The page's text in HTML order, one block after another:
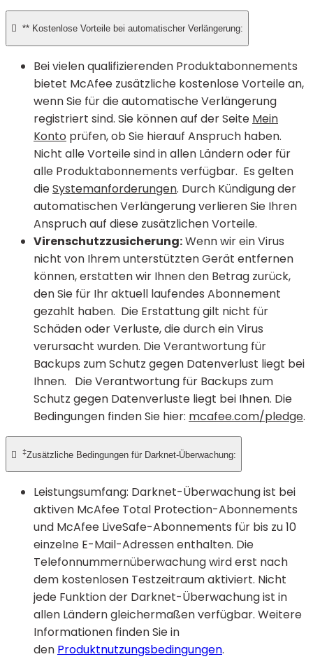
 ** Kostenlose Vorteile bei automatischer Verlängerung:
Bei vielen qualifizierenden Produktabonnements
bietet McAfee zusätzliche kostenlose Vorteile an,
wenn Sie für die automatische Verlängerung
registriert sind. Sie können auf der Seite Mein
Konto prüfen, ob Sie hierauf Anspruch haben.
Nicht alle Vorteile sind in allen Ländern oder für
alle Produktabonnements verfügbar. Es gelten
dieSystemanforderungen. Durch Kündigung der
automatischen Verlängerung verlieren Sie Ihren
Anspruch auf diese zusätzlichen Vorteile.
Virenschutzzusicherung:Wenn wir ein Virus
nicht von Ihrem unterstützten Gerät entfernen
können, erstatten wir Ihnen den Betrag zurück,
den Sie für Ihr aktuell laufendes Abonnement
gezahlt haben. Die Erstattung gilt nicht für
Schäden oder Verluste, die durch ein Virus
verursacht wurden. Die Verantwortung für
Backups zum Schutz gegen Datenverlust liegt bei
Ihnen. Die Verantwortung für Backups zum
Schutz gegen Datenverluste liegt bei Ihnen. Die
Bedingungen finden Sie hier: mcafee.com/pledge.
 ‡Zusätzliche Bedingungen für Darknet-Überwachung:
Leistungsumfang: Darknet-Überwachung ist bei
aktiven McAfee Total Protection-Abonnements
und McAfee LiveSafe-Abonnements für bis zu 10
einzelne E-Mail-Adressen enthalten. Die
Telefonnummernüberwachung wird erst nach
dem kostenlosen Testzeitraum aktiviert. Nicht
jede Funktion der Darknet-Überwachung ist in
allen Ländern gleichermaßen verfügbar. Weitere
Informationen finden Sie in
den Produktnutzungsbedingungen.